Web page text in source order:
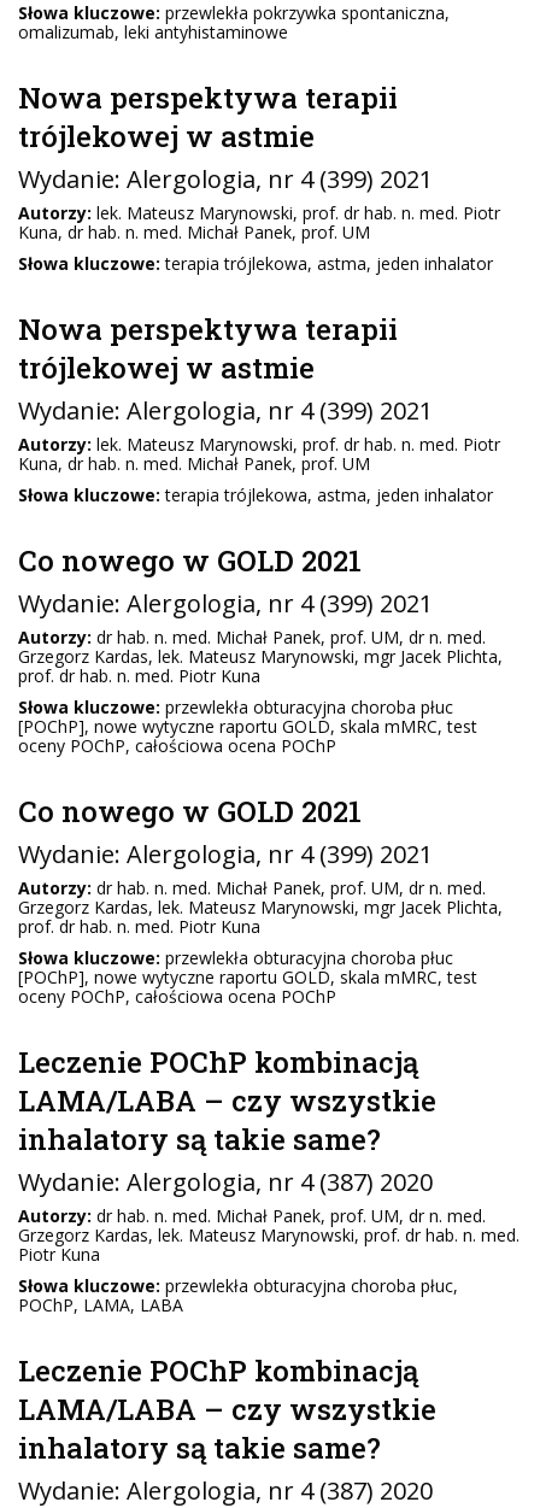
Słowa kluczowe: przewlekła pokrzywka spontaniczna,
omalizumab, leki antyhistaminowe
Nowa perspektywa terapii
trójlekowej w astmie
Wydanie: Alergologia, nr 4 (399) 2021
Autorzy: lek. Mateusz Marynowski, prof. dr hab. n. med. Piotr
Kuna, dr hab. n. med. Michał Panek, prof. UM
Słowa kluczowe: terapia trójlekowa, astma, jeden inhalator
Nowa perspektywa terapii
trójlekowej w astmie
Wydanie: Alergologia, nr 4 (399) 2021
Autorzy: lek. Mateusz Marynowski, prof. dr hab. n. med. Piotr
Kuna, dr hab. n. med. Michał Panek, prof. UM
Słowa kluczowe: terapia trójlekowa, astma, jeden inhalator
Co nowego w GOLD 2021
Wydanie: Alergologia, nr 4 (399) 2021
Autorzy: dr hab. n. med. Michał Panek, prof. UM, dr n. med.
Grzegorz Kardas, lek. Mateusz Marynowski, mgr Jacek Plichta,
prof. dr hab. n. med. Piotr Kuna
Słowa kluczowe: przewlekła obturacyjna choroba płuc
[POChP], nowe wytyczne raportu GOLD, skala mMRC, test
oceny POChP, całościowa ocena POChP
Co nowego w GOLD 2021
Wydanie: Alergologia, nr 4 (399) 2021
Autorzy: dr hab. n. med. Michał Panek, prof. UM, dr n. med.
Grzegorz Kardas, lek. Mateusz Marynowski, mgr Jacek Plichta,
prof. dr hab. n. med. Piotr Kuna
Słowa kluczowe: przewlekła obturacyjna choroba płuc
[POChP], nowe wytyczne raportu GOLD, skala mMRC, test
oceny POChP, całościowa ocena POChP
Leczenie POChP kombinacją
LAMA/LABA – czy wszystkie
inhalatory są takie same?
Wydanie: Alergologia, nr 4 (387) 2020
Autorzy: dr hab. n. med. Michał Panek, prof. UM, dr n. med.
Grzegorz Kardas, lek. Mateusz Marynowski, prof. dr hab. n. med.
Piotr Kuna
Słowa kluczowe: przewlekła obturacyjna choroba płuc,
POChP, LAMA, LABA
Leczenie POChP kombinacją
LAMA/LABA – czy wszystkie
inhalatory są takie same?
Wydanie: Alergologia, nr 4 (387) 2020